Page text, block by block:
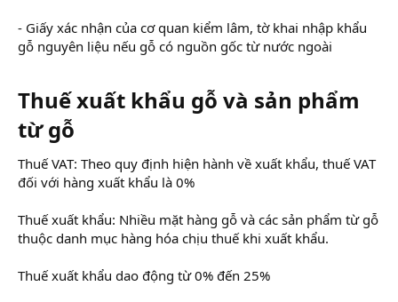
- Giấy xác nhận của cơ quan kiểm lâm, tờ khai nhập khẩu
gỗ nguyên liệu nếu gỗ có nguồn gốc từ nước ngoài
Thuế xuất khẩu gỗ và sản phẩm
từ gỗ
Thuế VAT: Theo quy định hiện hành về xuất khẩu, thuế VAT
đối với hàng xuất khẩu là 0%
Thuế xuất khẩu: Nhiều mặt hàng gỗ và các sản phẩm từ gỗ
thuộc danh mục hàng hóa chịu thuế khi xuất khẩu.
Thuế xuất khẩu dao động từ 0% đến 25%